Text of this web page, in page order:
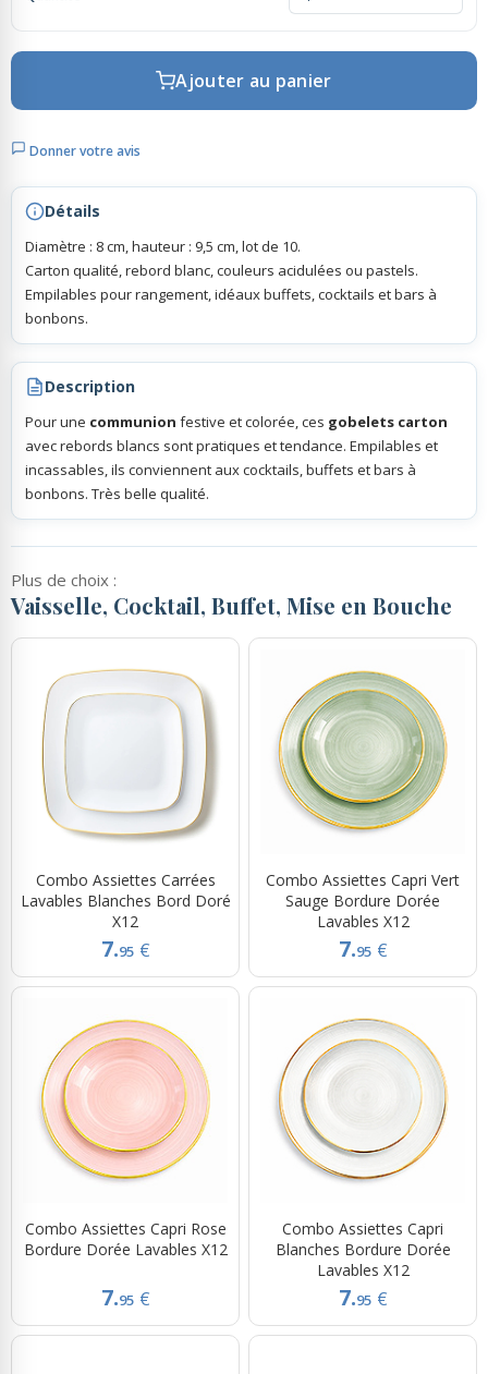
Rubans Tulle Organdi
Ajouter au panier
Donner votre avis
Détails
Diamètre : 8 cm, hauteur : 9,5 cm, lot de 10.
Carton qualité, rebord blanc, couleurs acidulées ou pastels.
Empilables pour rangement, idéaux buffets, cocktails et bars à
bonbons.
Description
Pour une communion festive et colorée, ces gobelets carton
avec rebords blancs sont pratiques et tendance. Empilables et
incassables, ils conviennent aux cocktails, buffets et bars à
bonbons. Très belle qualité.
Plus de choix :
Vaisselle, Cocktail, Buffet, Mise en Bouche
Combo Assiettes Carrées
Lavables Blanches Bord Doré
X12
7.95 €
Combo Assiettes Capri Vert
Sauge Bordure Dorée
Lavables X12
7.95 €
Combo Assiettes Capri Rose
Bordure Dorée Lavables X12
7.95 €
Combo Assiettes Capri
Blanches Bordure Dorée
Lavables X12
7.95 €